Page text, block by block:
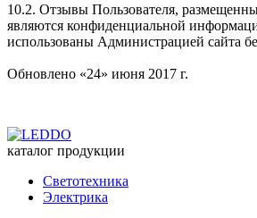
10.2. Отзывы Пользователя,
являются конфиденциальной
использованы Администрацией сайта
Обновлено «24» июня 2017 г.
каталог продукции
Светотехника
Электрика